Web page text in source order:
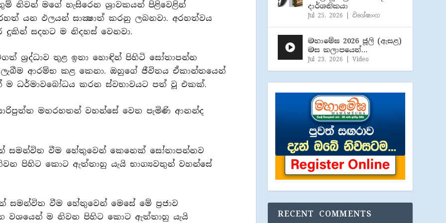
නිවන් මගේ හැසිරෙන ශ්‍රාවකයන් පිළිවෙළින්
යන ඵලයන් සාක්‍ෂාත් කරනු ලබනවා. අරහත්වය
දුකින් සදහට ම නිදහස් වෙනවා.
ශ්‍රද්ධාව තුළ ඉතා හොඳින් පිහිටි සෝතාපන්න
ලැබීම ආරම්භ කළ කෙනා. ඔහුගේ ජීවිතය ඒකාන්තයෙන්
ධර්මාවබෝධය කරන ස්වභාවයට පත් වූ එකක්.
සාරිපුත්ත මහරහතන් වහන්සේ වෙත පැමිණි ආනන්ද
සමන්විත වීම හේතුවෙන් කෙනෙක් සෝතාපන්නව
පිහිට කොට ඇත්තාහු යැයි භාග්‍යවතුන් වහන්සේ
වීම හේතුවෙන් මෙසේ මේ ප්‍රජාව
වශයෙන් ම නිවන පිහිට කොට ඇත්තාහු යැයි
දාර්ශනිකයා
Jul 25, 2026 |විශේෂාංග
මහාමේඝ 2026 ජූලි (​ඇසළ)
මස කලාපයෙන්…
Jul 23, 2026 |Video
RECENT COMMENTS